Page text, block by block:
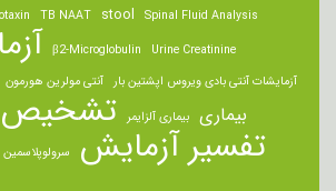
Spinal Fluid Analysis
stool
TB NAAT
Urine Creatinine
β2-Microglobulin
آزمایشات آنتی بادی ویروس اپشتین بار آنتی مولرین هورمون
بیماری بیماری آلزایمر
تفسیر آزمایش سرولوپلاسمین